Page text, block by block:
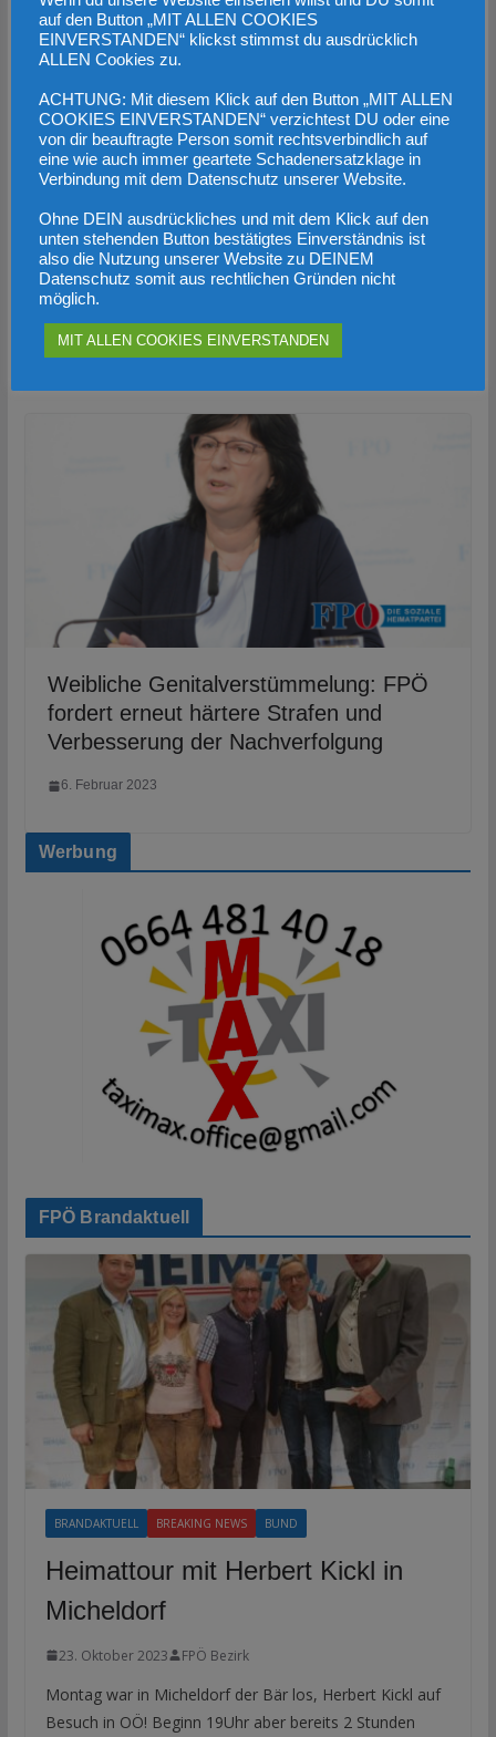
Nur Steuersenkungen helfen gegen die
Rekord-Teuerung
6. Februar 2023
Weibliche Genitalverstümmelung: FPÖ
fordert erneut härtere Strafen und
Verbesserung der Nachverfolgung
6. Februar 2023
Werbung
FPÖ Brandaktuell
BRANDAKTUELL BREAKING NEWS BUND
Heimattour mit Herbert Kickl in
Micheldorf
23. Oktober 2023 FPÖ Bezirk
Montag war in Micheldorf der Bär los, Herbert Kickl auf
Besuch in OÖ! Beginn 19Uhr aber bereits 2 Stunden
auf den Button „MIT ALLEN COOKIES
EINVERSTANDEN“ klickst stimmst du ausdrücklich
ALLEN Cookies zu.
ACHTUNG: Mit diesem Klick auf den Button „MIT ALLEN
COOKIES EINVERSTANDEN“ verzichtest DU oder eine
von dir beauftragte Person somit rechtsverbindlich auf
eine wie auch immer geartete Schadenersatzklage in
Verbindung mit dem Datenschutz unserer Website.
Ohne DEIN ausdrückliches und mit dem Klick auf den
unten stehenden Button bestätigtes Einverständnis ist
also die Nutzung unserer Website zu DEINEM
Datenschutz somit aus rechtlichen Gründen nicht
möglich.
MIT ALLEN COOKIES EINVERSTANDEN